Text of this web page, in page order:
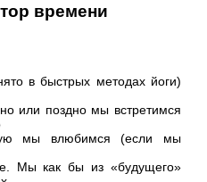
времени
в быстрых методах йоги)
или поздно мы встретимся
мы влюбимся (если мы
Мы как бы из «будущего»